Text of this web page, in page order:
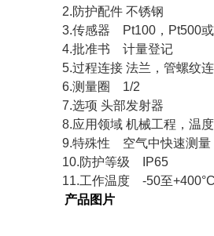
2.防护配件 不锈钢
3.传感器 Pt100，Pt500
4.批准书 计量登记
5.过程连接 法兰，管螺纹
6.测量圈 1/2
7.选项 头部发射器
8.应用领域 机械工程，温
9.特殊性 空气中快速测量
10.防护等级 IP65
11.工作温度 -50至
产品图片